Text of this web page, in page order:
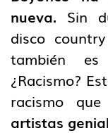
nueva. Sin
disco
también es
¿Racismo?
racismo que
artistas